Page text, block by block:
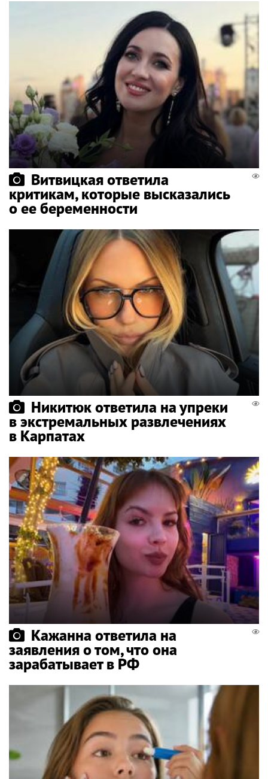
Витвицкая ответила
критикам, которые высказались
о ее беременности
Никитюк ответила на упреки
в экстремальных развлечениях
в Карпатах
Кажанна ответила на
заявления о том, что она
зарабатывает в РФ